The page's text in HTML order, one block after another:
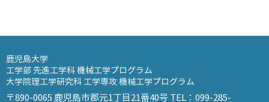
鹿児島大学
工学部 先進工学科 機械工学プログラム
大学院理工学研究科 工学専攻 機械工学プログラム
〒890-0065 鹿児島市郡元1丁目21番40号 TEL：099-285-